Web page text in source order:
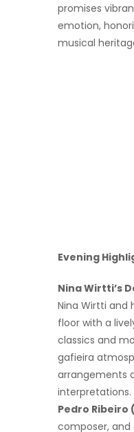
promises
emotion,
musical
Evening
Nina Wirtti’s
Nina Wirtti and
floor with a
classics and
gafieira
arrangements
interpretations.
Pedro Ribeiro
composer,